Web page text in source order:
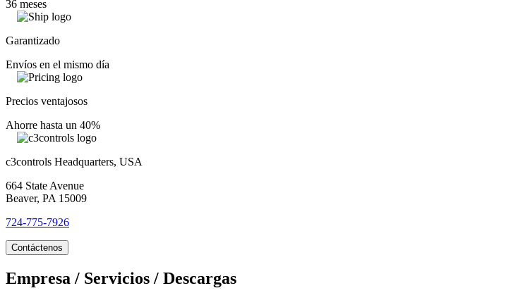
36 meses
Garantizado
Envíos en el mismo día
Precios ventajosos
Ahorre hasta un 40%
c3controls Headquarters, USA
664 State Avenue
Beaver, PA 15009
724-775-7926
Contáctenos
Empresa / Servicios / Descargas